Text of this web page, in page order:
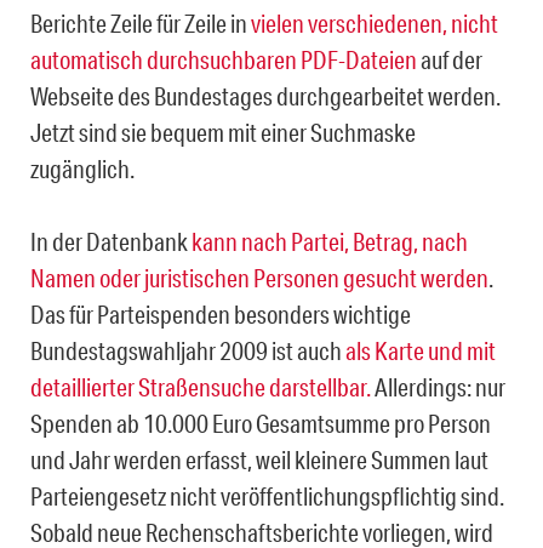
Berichte Zeile für Zeile invielen verschiedenen, nicht
automatisch durchsuchbaren PDF-Dateienauf der
Webseite des Bundestages durchgearbeitet werden.
Jetzt sind sie bequem mit einer Suchmaske
zugänglich.
In der Datenbankkann nach Partei, Betrag, nach
Namen oder juristischen Personen gesucht werden.
Das für Parteispenden besonders wichtige
Bundestagswahljahr 2009 ist auchals Karte und mit
detaillierter Straßensuche darstellbar.Allerdings: nur
Spenden ab 10.000 Euro Gesamtsumme pro Person
und Jahr werden erfasst, weil kleinere Summen laut
Parteiengesetz nicht veröffentlichungspflichtig sind.
Sobald neue Rechenschaftsberichte vorliegen, wird